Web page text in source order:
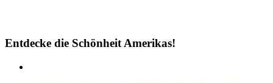
Entdecke die Schönheit Amerikas!